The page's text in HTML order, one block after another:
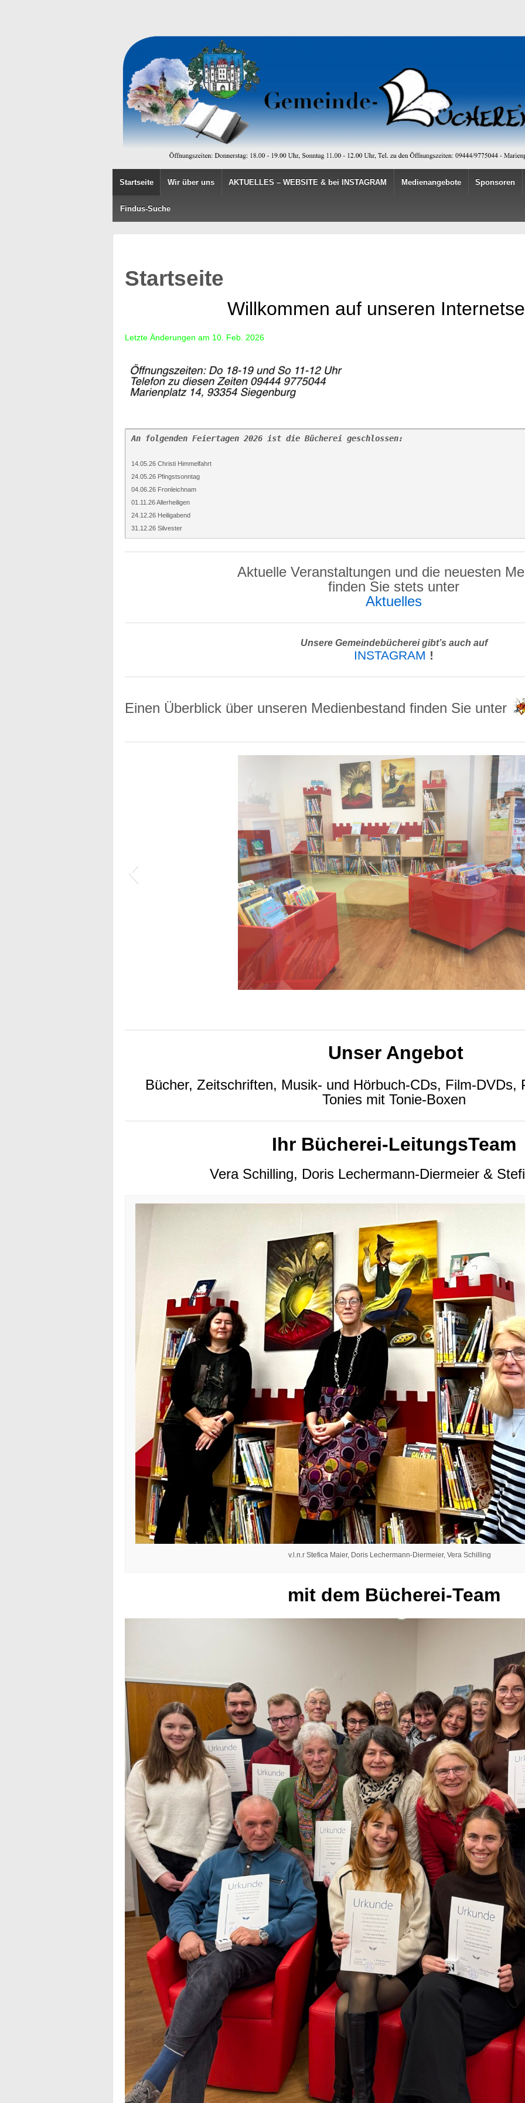
Startseite Wir über uns AKTUELLES – WEBSITE & bei INSTAGRAM Medienangebote Sponsoren
Findus-Suche
Startseite
Willkommen auf unseren
Letzte Änderungen am 10. Feb. 2026
An folgenden Feiertagen 2026 ist die Bücherei geschlossen:
14.05.26 Christi Himmelfahrt
24.05.26 Pfingstsonntag
04.06.26 Fronleichnam
01.11.26 Allerheiligen
24.12.26 Heiligabend
31.12.26 Silvester
Aktuelle Veranstaltungen und die neuesten
finden Sie stets unter
Aktuelles
Unsere Gemeindebücherei gibt’s auch auf
INSTAGRAM !
Einen Überblick über unseren Medienbestand finden Sie unter
Unser Angebot
Bücher, Zeitschriften, Musik- und Hörbuch-CDs, Film-DVDs,
Tonies mit Tonie-Boxen
Ihr Bücherei-LeitungsTeam
Vera Schilling, Doris Lechermann-Diermeier &
v.l.n.r Stefica Maier, Doris Lechermann-Diermeier, Vera Schilling
mit dem Bücherei-Team